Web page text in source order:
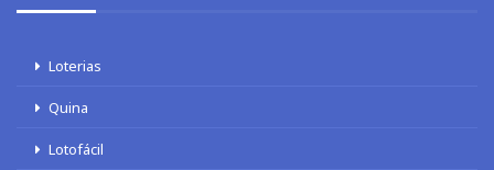
Loterias
Quina
Lotofácil